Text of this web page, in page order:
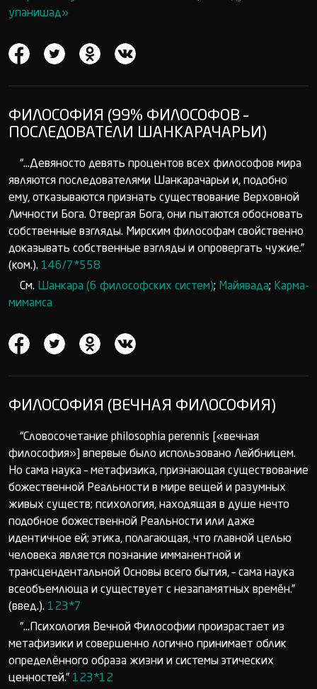
упанишад»
ФИЛОСОФИЯ (99% ФИЛОСОФОВ –
ПОСЛЕДОВАТЕЛИ ШАНКАРАЧАРЬИ)
“...Девяносто девять процентов всех философов мира
являются последователями Шанкарачарьи и, подобно
ему, отказываются признать существование Верховной
Личности Бога. Отвергая Бога, они пытаются обосновать
собственные взгляды. Мирским философам свойственно
доказывать собственные взгляды и опровергать чужие.”
(ком.). 146/7*558
См. Шанкара (6 философских систем); Майявада; Карма-
мимамса
ФИЛОСОФИЯ (ВЕЧНАЯ ФИЛОСОФИЯ)
“Словосочетание philosophia perennis [«вечная
философия»] впервые было использовано Лейбницем.
Но сама наука – метафизика, признающая существование
божественной Реальности в мире вещей и разумных
живых существ; психология, находящая в душе нечто
подобное божественной Реальности или даже
идентичное ей; этика, полагающая, что главной целью
человека является познание имманентной и
трансцендентальной Основы всего бытия, – сама наука
всеобъемлюща и существует с незапамятных времён.”
(введ.). 123*7
“...Психология Вечной Философии произрастает из
метафизики и совершенно логично принимает облик
определённого образа жизни и системы этических
ценностей.” 123*12